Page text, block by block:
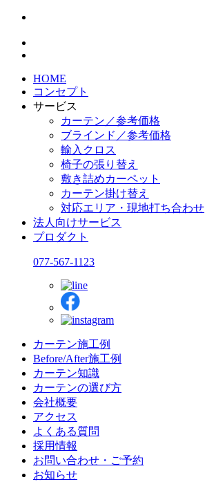
HOME
コンセプト
サービス
カーテン／参考価格
ブラインド／参考価格
輸入クロス
椅子の張り替え
敷き詰めカーペット
カーテン掛け替え
対応エリア・現地打ち合わせ
法人向けサービス
プロダクト
077-567-1123
カーテン施工例
Before/After施工例
カーテン知識
カーテンの選び方
会社概要
アクセス
よくある質問
採用情報
お問い合わせ・ご予約
お知らせ